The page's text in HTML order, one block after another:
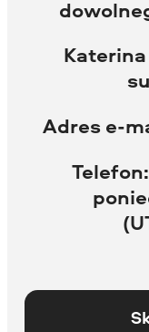
Adres e-